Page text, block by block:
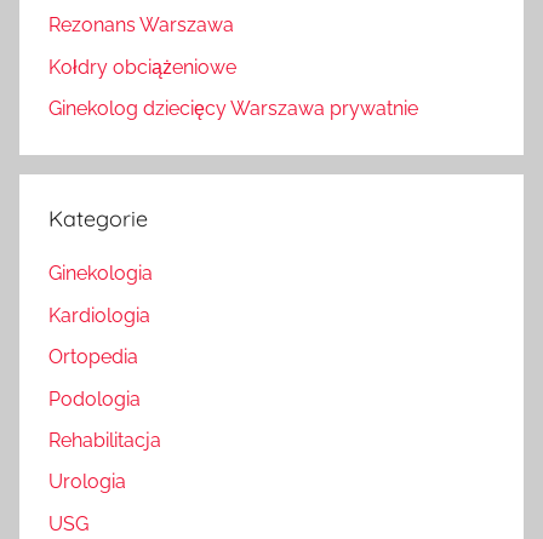
Rezonans Warszawa
Kołdry obciążeniowe
Ginekolog dziecięcy Warszawa prywatnie
Kategorie
Ginekologia
Kardiologia
Ortopedia
Podologia
Rehabilitacja
Urologia
USG